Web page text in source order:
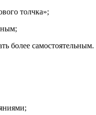
толчка»;
более самостоятельным.